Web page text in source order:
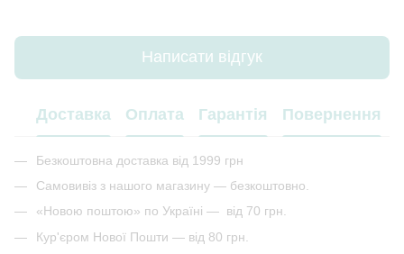
Написати відгук
Доставка Оплата Гарантія Повернення
Безкоштовна доставка від 1999 грн
Самовивіз з нашого магазину — безкоштовно.
«Новою поштою» по Україні — від 70 грн.
Кур'єром Нової Пошти — від 80 грн.